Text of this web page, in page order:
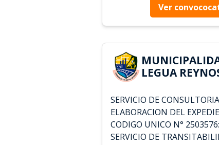
Ver
LEGUA
SERVICIO DE
ELABORACION DEL
CODIGO UNICO N°
SERVICIO DE